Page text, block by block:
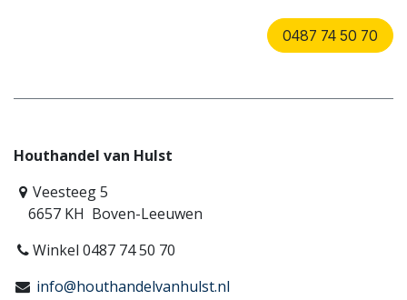
0487 74 50 70
Houthandel van Hulst
Veesteeg 5
6657 KH Boven-Leeuwen
Winkel 0487 74 50 70
info@houthandelvanhulst.nl